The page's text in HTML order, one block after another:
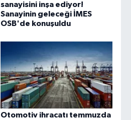
sanayisini inşa ediyor!
Sanayinin geleceği İMES
OSB'de konuşuldu
Otomotiv ihracatı temmuzda